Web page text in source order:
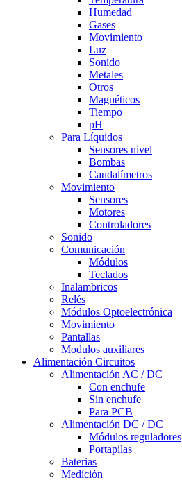
Humedad
Gases
Movimiento
Luz
Sonido
Metales
Otros
Magnéticos
Tiempo
pH
Para Líquidos
Sensores nivel
Bombas
Caudalímetros
Movimiento
Sensores
Motores
Controladores
Sonido
Comunicación
Módulos
Teclados
Inalambricos
Relés
Módulos Optoelectrónica
Movimiento
Pantallas
Modulos auxiliares
Alimentación Circuitos
Alimentación AC / DC
Con enchufe
Sin enchufe
Para PCB
Alimentación DC / DC
Módulos reguladores
Portapilas
Baterias
Medición